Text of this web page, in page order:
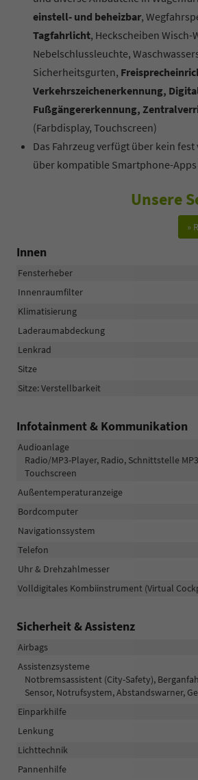
einstell- und beheizbar,
Tagfahrlicht, Heckscheiben
Nebelschlussleuchte,
Sicherheitsgurten,
Verkehrszeichenerkennung,
Fußgängererkennung,
(Farbdisplay, Touchscreen)
Das Fahrzeug verfügt über kein
über kompatible Smartphone-
Unsere
»
Innen
Fensterheber
Innenraumfilter
Klimatisierung
Laderaumabdeckung
Lenkrad
Sitze
Sitze: Verstellbarkeit
Infotainment & Kommunikation
Audioanlage
Radio/MP3-Player, Radio, Schnittstelle
Touchscreen
Außentemperaturanzeige
Bordcomputer
Navigationssystem
Telefon
Uhr & Drehzahlmesser
Volldigitales Kombiinstrument (Virtual
Sicherheit & Assistenz
Airbags
Assistenzsysteme
Notbremsassistent (City-Safety),
Sensor, Notrufsystem, Abstandswarner,
Einparkhilfe
Lenkung
Lichttechnik
Pannenhilfe